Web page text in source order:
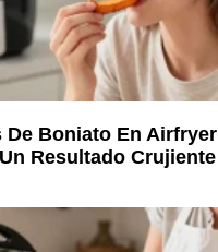
De Boniato En
Resultado Crujiente